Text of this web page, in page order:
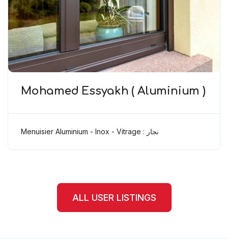
Mohamed Essyakh ( Aluminium )
Menuisier Aluminium - Inox - Vitrage : نجار
ALL USER LISTINGS